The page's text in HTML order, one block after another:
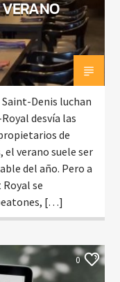
Denis luchan
desvía las
de
verano suele ser
del año. Pero a
se
[…]
0